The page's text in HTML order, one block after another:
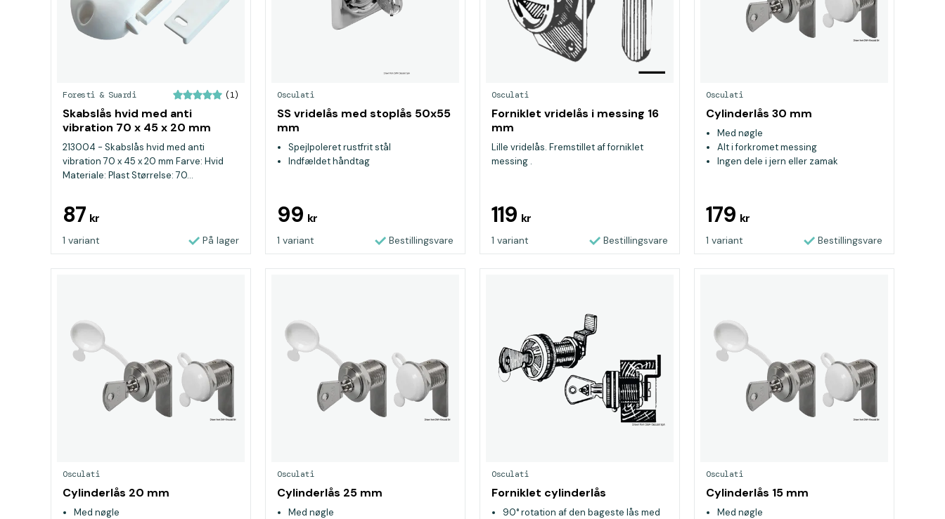
Foresti & Suardi (1)
Skabslås hvid med anti
vibration 70 x 45 x 20 mm
213004 - Skabslås hvid med anti
vibration 70 x 45 x 20 mm Farve: Hvid
Materiale: Plast Størrelse: 70...
87 kr
1 variant På lager
Osculati
SS vridelås med stoplås 50x55
mm
Spejlpoleret rustfrit stål
Indfældet håndtag
99 kr
1 variant Bestillingsvare
Osculati
Forniklet vridelås i messing 16
mm
Lille vridelås. Fremstillet af forniklet
messing .
119 kr
1 variant Bestillingsvare
Osculati
Cylinderlås 30 mm
Med nøgle
Alt i forkromet messing
Ingen dele i jern eller zamak
179 kr
1 variant Bestillingsvare
Osculati
Cylinderlås 20 mm
Med nøgle
Osculati
Cylinderlås 25 mm
Med nøgle
Osculati
Forniklet cylinderlås
90° rotation af den bageste lås med
Osculati
Cylinderlås 15 mm
Med nøgle